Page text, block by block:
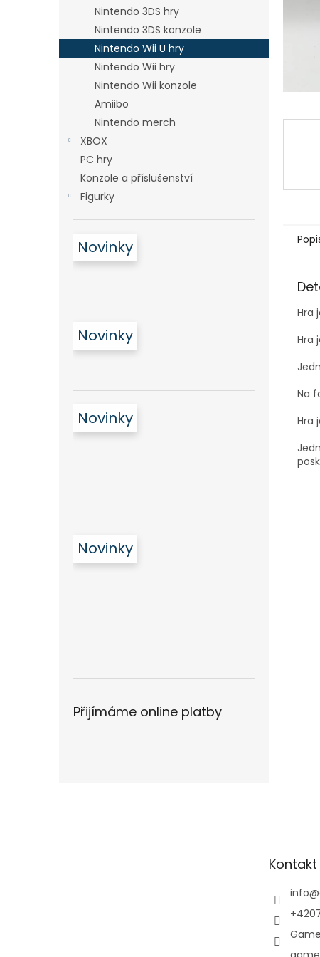
l
Nintendo 3DS hry
Nintendo 3DS konzole
Nintendo Wii U hry
Nintendo Wii hry
Nintendo Wii konzole
Amiibo
Nintendo merch
XBOX
PC hry
Konzole a příslušenství
Figurky
Novinky
Novinky
Novinky
Novinky
Přijímáme online platby
Hra
Hra
Na
Hra
Kontakt
info@